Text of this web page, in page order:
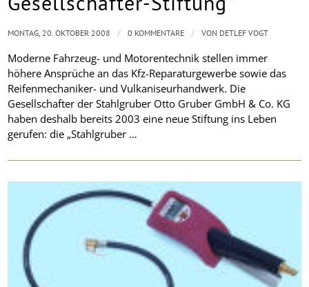
Moderne Fahrzeug- und Motorentechnik stellen immer
höhere Ansprüche an das Kfz-Reparaturgewerbe sowie das
Reifenmechaniker- und Vulkaniseurhandwerk. Die
Gesellschafter der Stahlgruber Otto Gruber GmbH & Co. KG
haben deshalb bereits 2003 eine neue Stiftung ins Leben
gerufen: die „Stahlgruber …
MONTAG, 20. OKTOBER 2008 / 0 KOMMENTARE / VON DETLEF VOGT